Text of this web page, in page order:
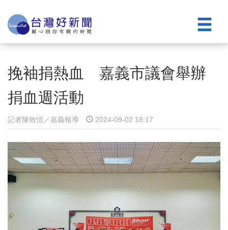
挽袖捐熱血 嘉義市議會舉辦
捐血週活動
記者陳致愷／嘉義報導 2024-09-02 18:17